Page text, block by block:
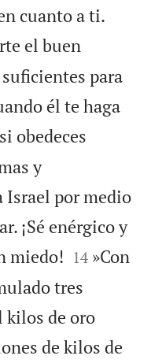
cuanto a ti.
el buen
para
él te haga
obedeces
y
Israel por medio
¡Sé enérgico y
miedo! 

14 »Con
tres
de oro
de kilos de